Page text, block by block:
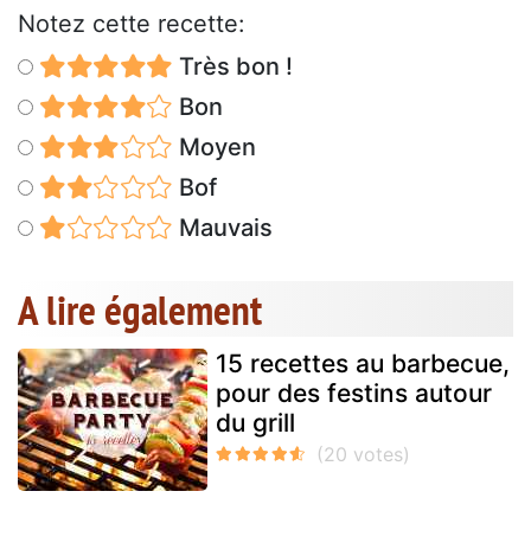
Notez cette recette:
Très bon !
Bon
Moyen
Bof
Mauvais
A lire également
15 recettes au barbecue,
pour des festins autour
du grill